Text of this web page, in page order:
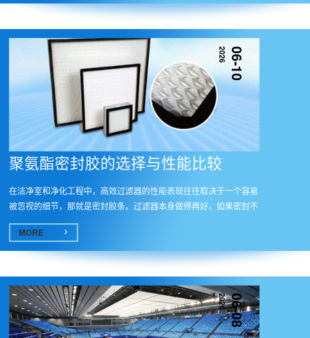
06-10
2026
聚氨酯密封胶的选择与性能比较​
在洁净室和净化工程中，高效过滤器的性能表现往往取决于一个容易
被忽视的细节，那就是密封胶条。过滤器本身做得再好，如果密封不
到位...
MORE
06-08
2026